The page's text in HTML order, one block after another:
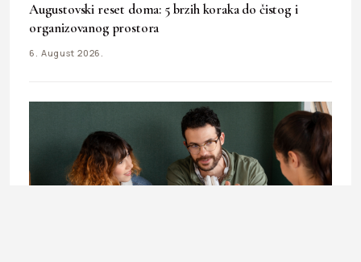
Augustovski reset doma: 5 brzih koraka do čistog i
organizovanog prostora
6. August 2026.